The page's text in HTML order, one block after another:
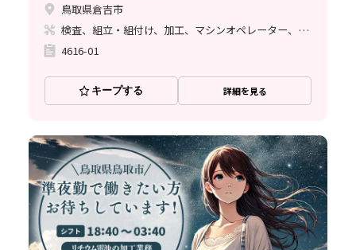
鳥取県倉吉市
検査、組立・組付け、加工、マシンオペレーター、立ち作業
4616-01
キープする 詳細を見る